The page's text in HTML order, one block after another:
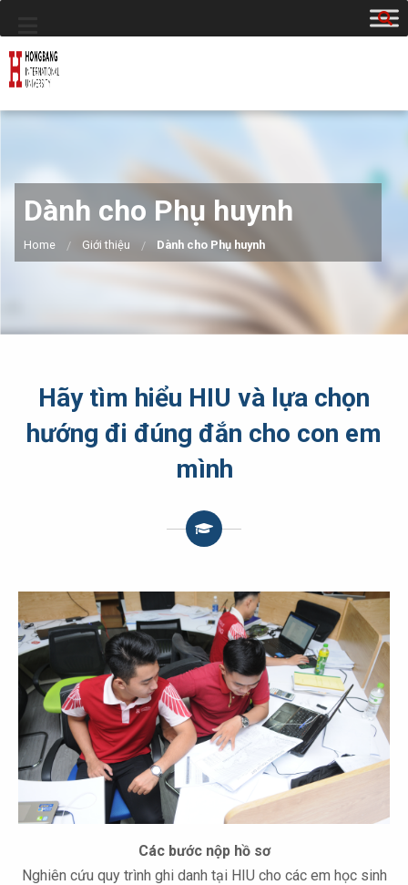
Dành cho Phụ huynh
Home Giới thiệu Dành cho Phụ huynh
Hãy tìm hiểu HIU và lựa chọn
hướng đi đúng đắn cho con em
mình
Các bước nộp hồ sơ
Nghiên cứu quy trình ghi danh tại HIU cho các em học sinh